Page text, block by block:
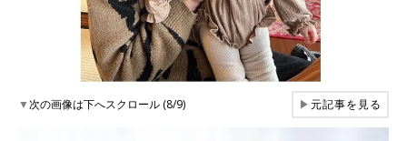
▼次の画像は下へスクロール (8/9) ▶元記事を見る